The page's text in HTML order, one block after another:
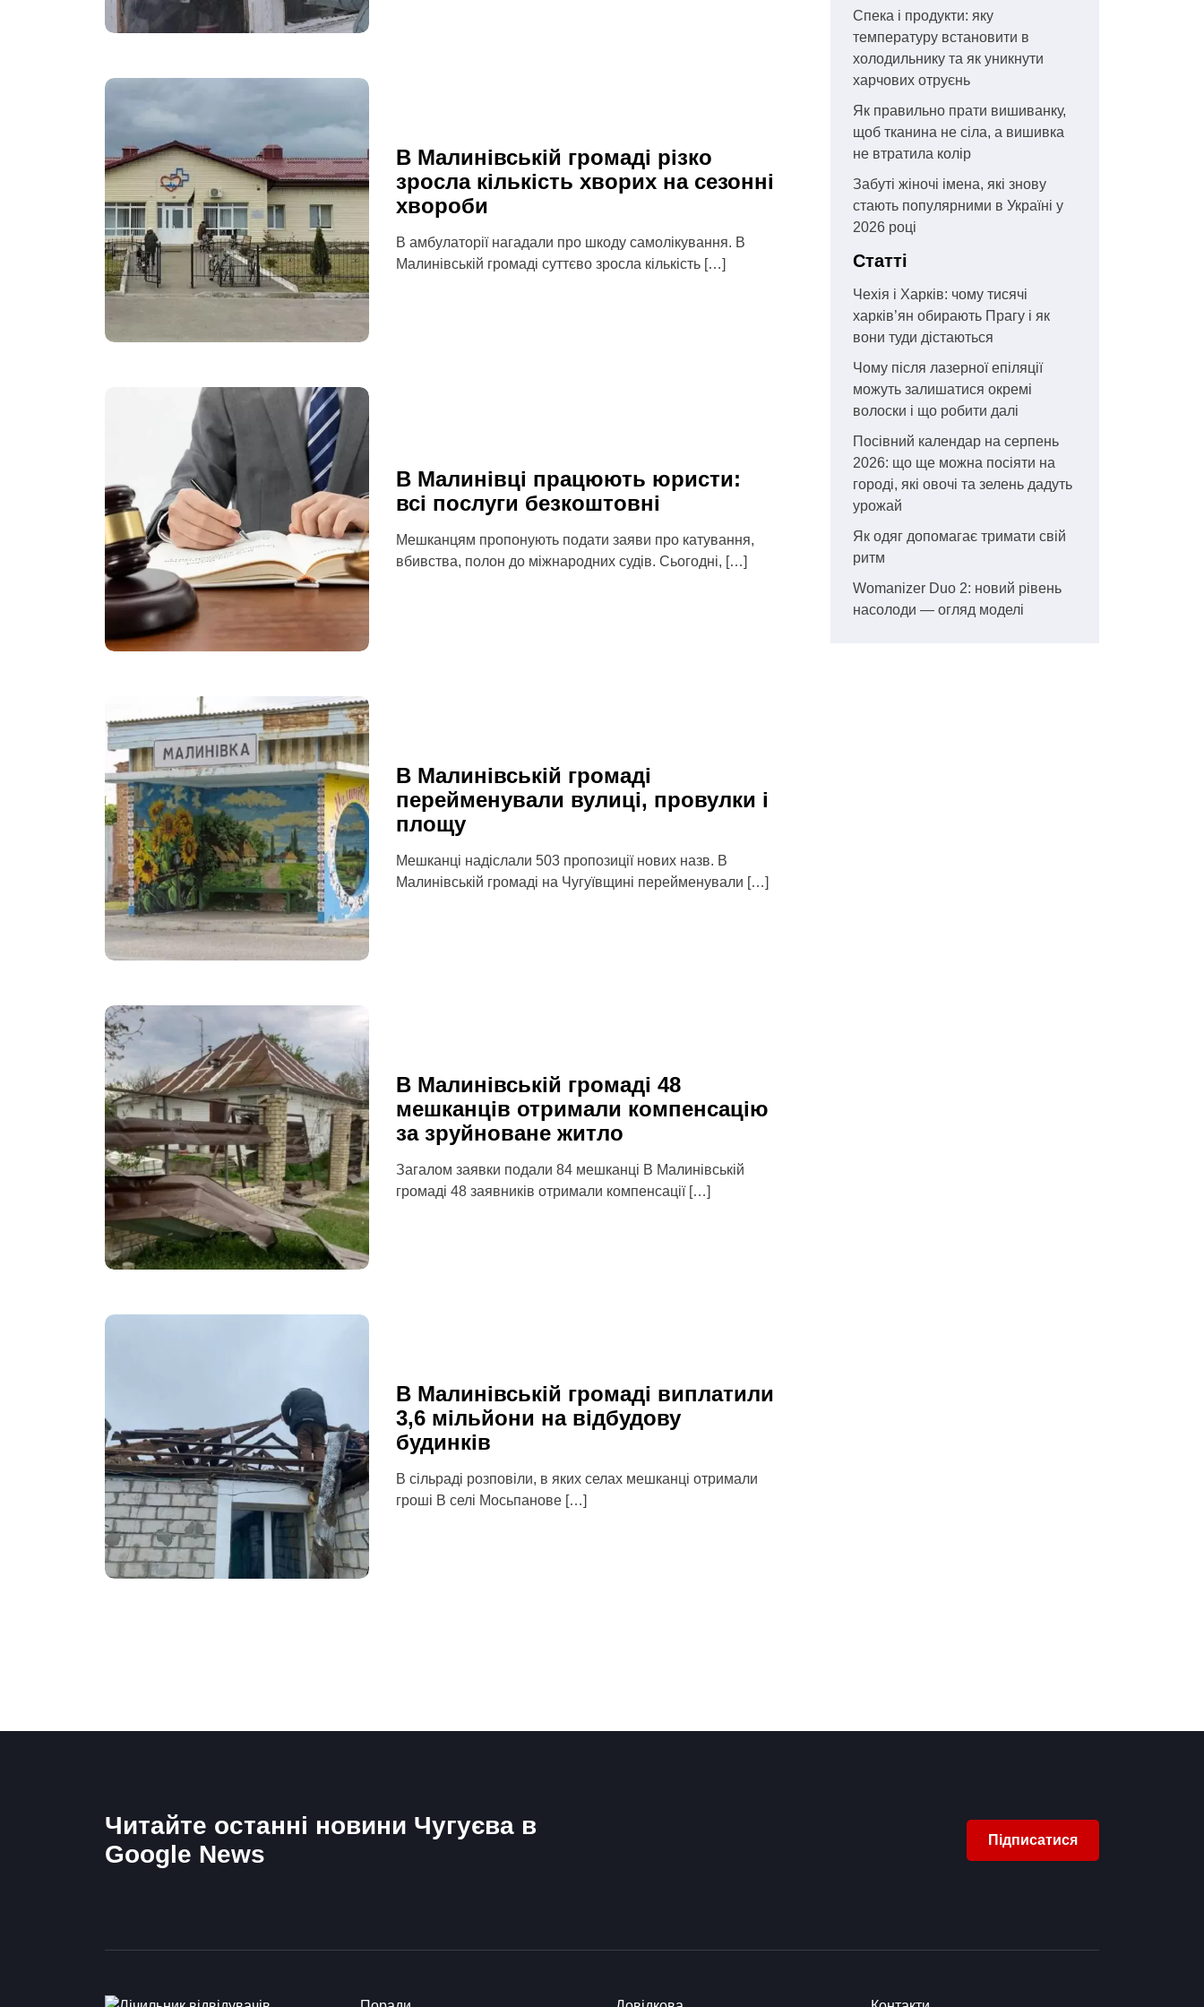
В Малинівській громаді різко
зросла кількість хворих на сезонні
хвороби
В амбулаторії нагадали про шкоду самолікування. В
Малинівській громаді суттєво зросла кількість […]
В Малинівці працюють юристи:
всі послуги безкоштовні
Мешканцям пропонують подати заяви про катування,
вбивства, полон до міжнародних судів. Сьогодні, […]
В Малинівській громаді
перейменували вулиці, провулки і
площу
Мешканці надіслали 503 пропозиції нових назв. В
Малинівській громаді на Чугуївщині перейменували […]
В Малинівській громаді 48
мешканців отримали компенсацію
за зруйноване житло
Загалом заявки подали 84 мешканці В Малинівській
громаді 48 заявників отримали компенсації […]
В Малинівській громаді виплатили
3,6 мільйони на відбудову
будинків
В сільраді розповіли, в яких селах мешканці отримали
гроші В селі Мосьпанове […]
Спека і продукти: яку
температуру встановити в
холодильнику та як уникнути
харчових отруєнь
Як правильно прати вишиванку,
щоб тканина не сіла, а вишивка
не втратила колір
Забуті жіночі імена, які знову
стають популярними в Україні у
2026 році
Статті
Чехія і Харків: чому тисячі
харків’ян обирають Прагу і як
вони туди дістаються
Чому після лазерної епіляції
можуть залишатися окремі
волоски і що робити далі
Посівний календар на серпень
2026: що ще можна посіяти на
городі, які овочі та зелень дадуть
урожай
Як одяг допомагає тримати свій
ритм
Womanizer Duo 2: новий рівень
насолоди — огляд моделі
Читайте останні новини Чугуєва в
Google News
Підписатися